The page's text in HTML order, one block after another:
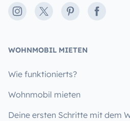
Instagram
X PinterestFacebook
WOHNMOBIL MIETEN
Wie funktionierts?
Wohnmobil mieten
Deine ersten Schritte mit dem